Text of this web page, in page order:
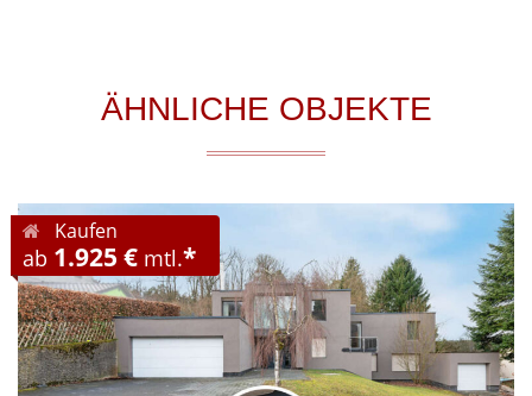
ÄHNLICHE OBJEKTE
Kaufen
ab 1.925 € mtl.*